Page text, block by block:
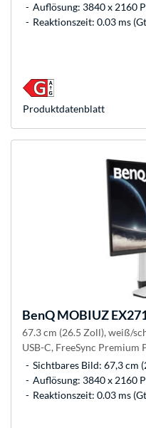
Auflösung: 3840 x 2160
Reaktionszeit: 0.03 ms
Produkt­datenblatt
BenQMOBIUZ
67.3 cm (26.5 Zoll), weiß/
USB-C, FreeSync Premium
Sichtbares Bild: 67,3 cm
Auflösung: 3840 x 2160
Reaktionszeit: 0.03 ms